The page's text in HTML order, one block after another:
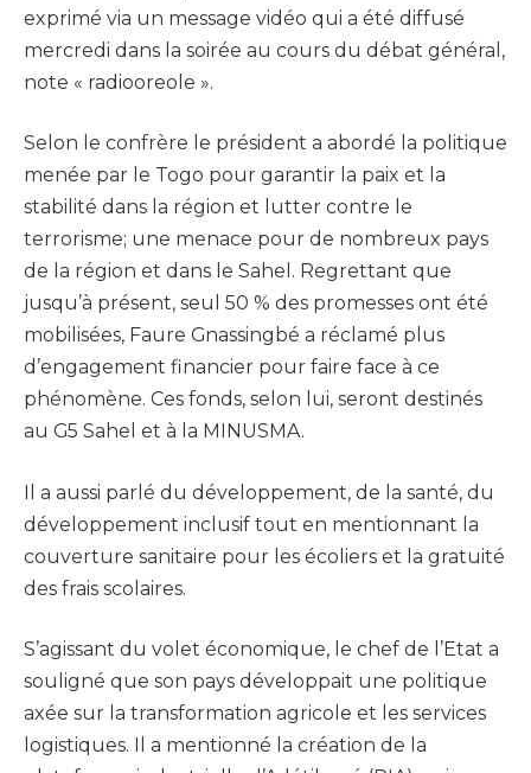
exprimé via un message vidéo qui a été diffusé
mercredi dans la soirée au cours du débat général,
note « radiooreole ».
Selon le confrère le président a abordé la politique
menée par le Togo pour garantir la paix et la
stabilité dans la région et lutter contre le
terrorisme; une menace pour de nombreux pays
de la région et dans le Sahel. Regrettant que
jusqu’à présent, seul 50 % des promesses ont été
mobilisées, Faure Gnassingbé a réclamé plus
d’engagement financier pour faire face à ce
phénomène. Ces fonds, selon lui, seront destinés
au G5 Sahel et à la MINUSMA.
Il a aussi parlé du développement, de la santé, du
développement inclusif tout en mentionnant la
couverture sanitaire pour les écoliers et la gratuité
des frais scolaires.
S’agissant du volet économique, le chef de l’Etat a
souligné que son pays développait une politique
axée sur la transformation agricole et les services
logistiques. Il a mentionné la création de la